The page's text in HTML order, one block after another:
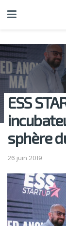
ESS
sphère
26 juin 2019